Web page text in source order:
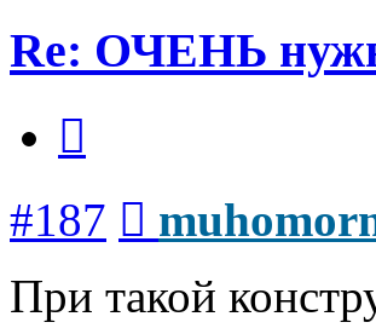
Re: ОЧЕНЬ
#187
При такой